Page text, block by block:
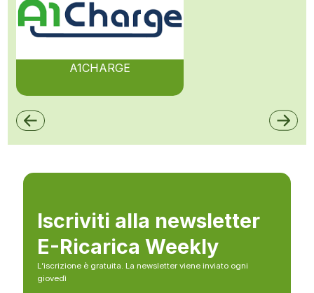
A1CHARGE
Iscriviti alla newsletter
E-Ricarica Weekly
L’iscrizione è gratuita. La newsletter viene inviato ogni
giovedì